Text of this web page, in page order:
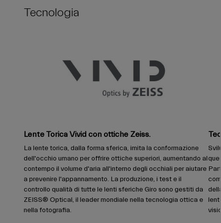
Tecnologia
Lente Torica Vivid con ottiche Zeiss.
La lente torica, dalla forma sferica, imita la conformazione
dell'occhio umano per offrire ottiche superiori, aumentando al
contempo il volume d'aria all'interno degli occhiali per aiutare
a prevenire l'appannamento. La produzione, i test e il
controllo qualità di tutte le lenti sferiche Giro sono gestiti da
ZEISS® Optical, il leader mondiale nella tecnologia ottica e
nella fotografia.